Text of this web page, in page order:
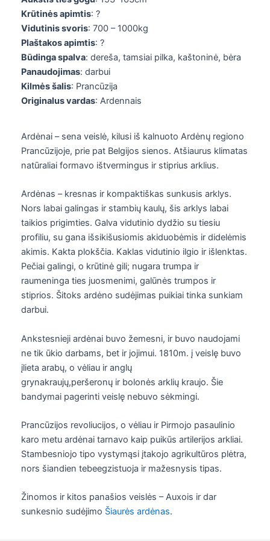
Krūtinės apimtis: ?
Vidutinis svoris: 700 – 1000kg
Plaštakos apimtis: ?
Būdinga spalva: dereša, tamsiai pilka, kaštoninė, bėra
Panaudojimas: darbui
Kilmės šalis: Prancūzija
Originalus vardas: Ardennais
Ardėnai – sena veislė, kilusi iš kalnuoto Ardėnų regiono
Prancūzijoje, prie pat Belgijos sienos. Atšiaurus klimatas
natūraliai formavo ištvermingus ir stiprius arklius.
Ardėnas – kresnas ir kompaktiškas sunkusis arklys.
Nors labai galingas ir stambių kaulų, šis arklys labai
taikios prigimties. Galva vidutinio dydžio su tiesiu
profiliu, su gana išsikišusiomis akiduobėmis ir didelėmis
akimis. Kakta plokščia. Kaklas vidutinio ilgio ir išlenktas.
Pečiai galingi, o krūtinė gili; nugara trumpa ir
raumeninga ties juosmenimi, galūnės trumpos ir
stiprios. Šitoks ardėno sudėjimas puikiai tinka sunkiam
darbui.
Ankstesnieji ardėnai buvo žemesni, ir buvo naudojami
ne tik ūkio darbams, bet ir jojimui. 1810m. į veislę buvo
įlieta arabų, o vėliau ir anglų
grynakraujų,peršeronų ir bolonės arklių kraujo. Šie
bandymai pagerinti veislę nebuvo sėkmingi.
Prancūzijos revoliucijos, o vėliau ir Pirmojo pasaulinio
karo metu ardėnai tarnavo kaip puikūs artilerijos arkliai.
Stambesniojo tipo vystymąsi įtakojo agrikultūros plėtra,
nors šiandien tebeegzistuoja ir mažesnysis tipas.
Žinomos ir kitos panašios veislės – Auxois ir dar
sunkesnio sudėjimo Šiaurės ardėnas.